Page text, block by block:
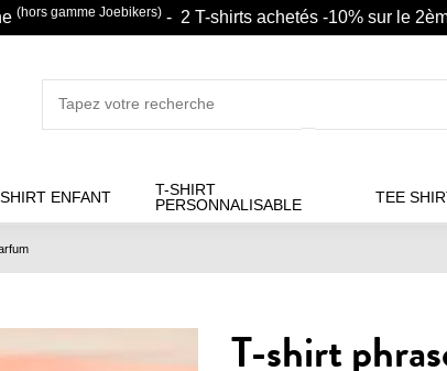
(hors gamme Joebikers) - 2 T-shirts achetés -10% sur le
ENFANT
T-SHIRT
PERSONNALISABLE
TEE
T-shirt